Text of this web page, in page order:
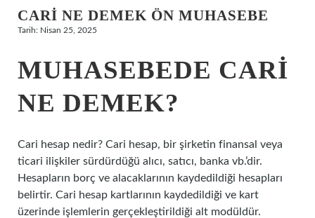
Hakkımızda
CARI NE DEMEK ÖN MUHASEBE
Tarih: Nisan 25, 2025
MUHASEBEDE CARI
NE DEMEK?
Cari hesap nedir? Cari hesap, bir şirketin finansal veya
ticari ilişkiler sürdürdüğü alıcı, satıcı, banka vb.’dir.
Hesapların borç ve alacaklarının kaydedildiği hesapları
belirtir. Cari hesap kartlarının kaydedildiği ve kart
üzerinde işlemlerin gerçekleştirildiği alt modüldür.